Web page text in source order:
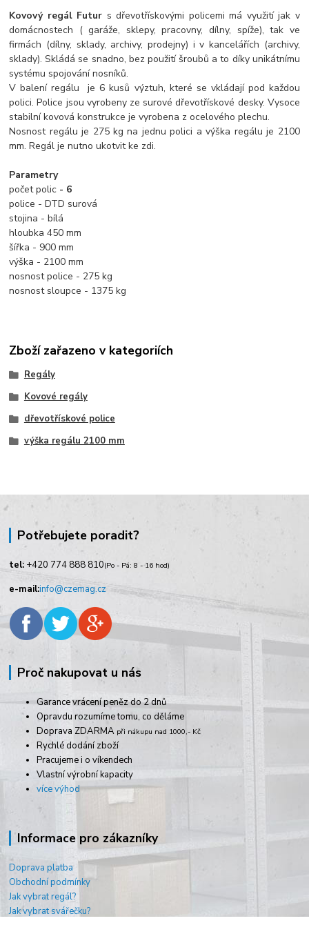
Kovový regál Futur s dřevotřískovými policemi má využití jak v
domácnostech ( garáže, sklepy, pracovny, dílny, spíže), tak ve
firmách (dílny, sklady, archivy, prodejny) i v kancelářích (archivy,
sklady). Skládá se snadno, bez použití šroubů a to díky unikátnímu
systému spojování nosníků.
V balení regálu je 6 kusů výztuh, které se vkládají pod každou
polici. Police jsou vyrobeny ze surové dřevotřískové desky. Vysoce
stabilní kovová konstrukce je vyrobena z ocelového plechu.
Nosnost regálu je 275 kg na jednu polici a výška regálu je 2100
mm. Regál je nutno ukotvit ke zdi.
Parametry
počet polic - 6
police - DTD surová
stojina - bílá
hloubka 450 mm
šířka - 900 mm
výška - 2100 mm
nosnost police - 275 kg
nosnost sloupce - 1375 kg
Zboží zařazeno v kategoriích
Regály
Kovové regály
dřevotřískové police
výška regálu 2100 mm
Potřebujete poradit?
tel: +420 774 888 810(Po - Pá: 8 - 16 hod)
e-mail:info@czemag.cz
Proč nakupovat u nás
Garance vrácení peněz do 2 dnů
Opravdu rozumíme tomu, co děláme
Doprava ZDARMA při nákupu nad 1000,- Kč
Rychlé dodání zboží
Pracujeme i o víkendech
Vlastní výrobní kapacity
více výhod
Informace pro zákazníky
Doprava platba
Obchodní podmínky
Jak vybrat regál?
Jak vybrat svářečku?